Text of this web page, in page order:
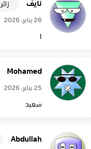
نايف زائر
26 يناير، 2026
ا
Mohamed
25 يناير، 2026
سعيد
Abdullah